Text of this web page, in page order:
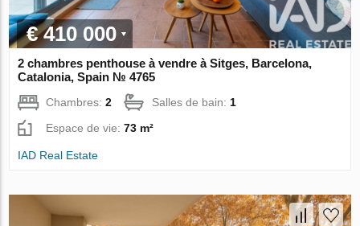
€ 410 000
2 chambres penthouse à vendre à Sitges, Barcelona,
Catalonia, Spain № 4765
Chambres:2 Salles de bain: 1
Espace de vie:73 m²
IAD Real Estate